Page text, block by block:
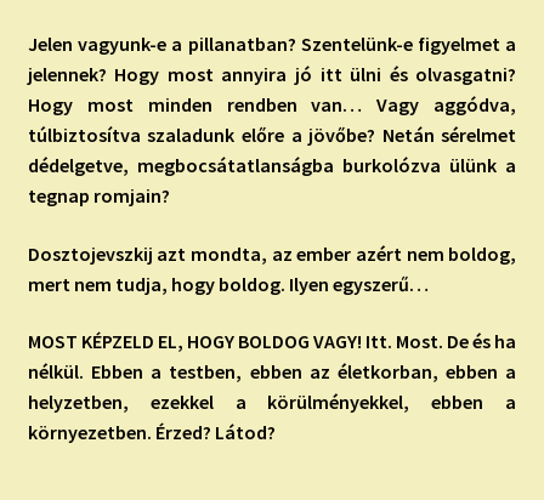
Jelen vagyunk-e a pillanatban? Szentelünk-e figyelmet a
jelennek? Hogy most annyira jó itt ülni és olvasgatni?
Hogy most minden rendben van… Vagy aggódva,
túlbiztosítva szaladunk előre a jövőbe? Netán sérelmet
dédelgetve, megbocsátatlanságba burkolózva ülünk a
tegnap romjain?
Dosztojevszkij azt mondta, az ember azért nem boldog,
mert nem tudja, hogy boldog. Ilyen egyszerű…
MOST KÉPZELD EL, HOGY BOLDOG VAGY! Itt. Most. De és ha
nélkül. Ebben a testben, ebben az életkorban, ebben a
helyzetben, ezekkel a körülményekkel, ebben a
környezetben. Érzed? Látod?